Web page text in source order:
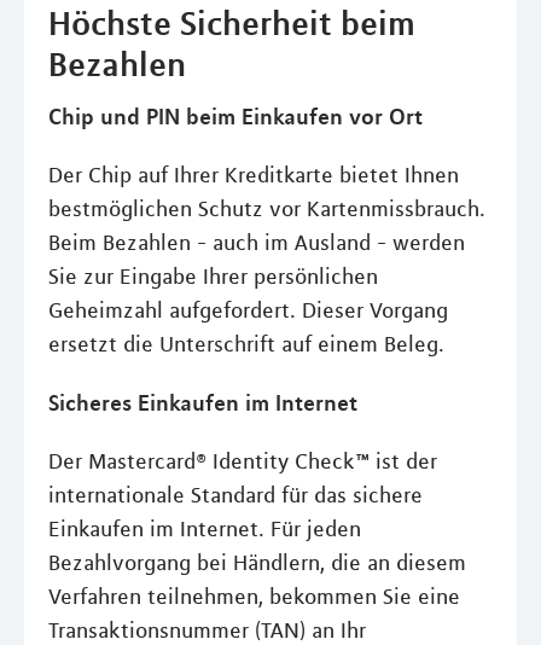
Höchste Sicherheit beim
Bezahlen
Chip und PIN beim Einkaufen vor Ort
Der Chip auf Ihrer Kreditkarte bietet Ihnen
bestmöglichen Schutz vor Kartenmissbrauch.
Beim Bezahlen - auch im Ausland - werden
Sie zur Eingabe Ihrer persönlichen
Geheimzahl aufgefordert. Dieser Vorgang
ersetzt die Unterschrift auf einem Beleg.
Sicheres Einkaufen im Internet
Der Mastercard® Identity Check™ ist der
internationale Standard für das sichere
Einkaufen im Internet. Für jeden
Bezahlvorgang bei Händlern, die an diesem
Verfahren teilnehmen, bekommen Sie eine
Transaktionsnummer (TAN) an Ihr